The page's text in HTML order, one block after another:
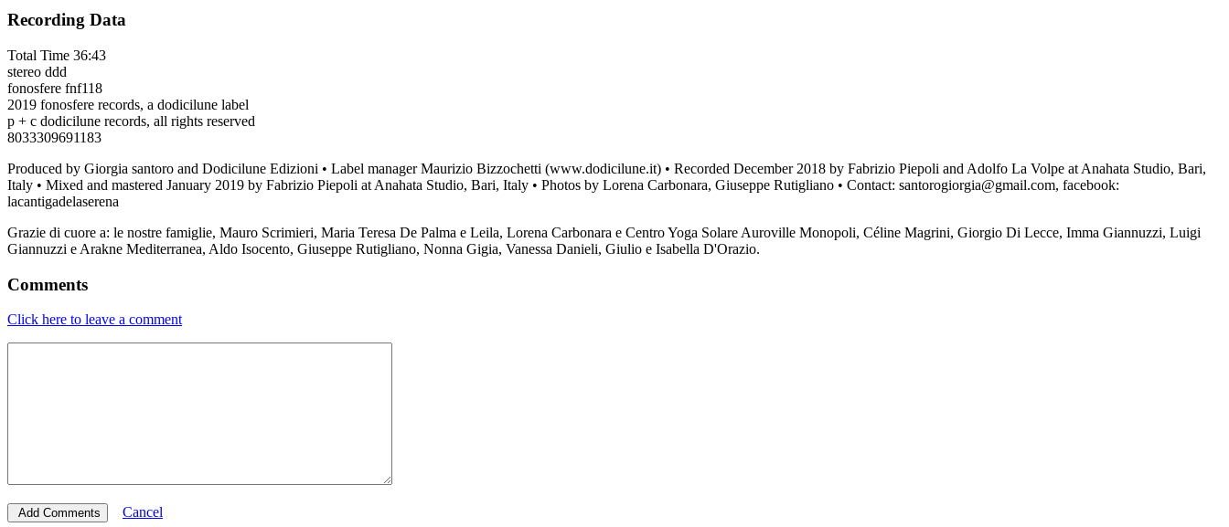
Recording Data
Total Time 36:43
stereo ddd
fonosfere fnf118
2019 fonosfere records, a dodicilune label
p + c dodicilune records, all rights reserved
8033309691183
Produced by Giorgia santoro and Dodicilune Edizioni • Label manager Maurizio Bizzochetti (www.dodicilune.it) • Recorded December 2018 by Fabrizio Piepoli and Adolfo La Volpe at Anahata Studio, Bari,
Italy • Mixed and mastered January 2019 by Fabrizio Piepoli at Anahata Studio, Bari, Italy • Photos by Lorena Carbonara, Giuseppe Rutigliano • Contact: santorogiorgia@gmail.com, facebook:
lacantigadelaserena
Grazie di cuore a: le nostre famiglie, Mauro Scrimieri, Maria Teresa De Palma e Leila, Lorena Carbonara e Centro Yoga Solare Auroville Monopoli, Céline Magrini, Giorgio Di Lecce, Imma Giannuzzi, Luigi
Giannuzzi e Arakne Mediterranea, Aldo Isocento, Giuseppe Rutigliano, Nonna Gigia, Vanessa Danieli, Giulio e Isabella D'Orazio.
Comments
Click here to leave a comment
Cancel